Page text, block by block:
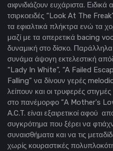
αιφνιδιάζουν ευχάριστα. Ειδικά
τσιρκοειδές “Look At The
τα εφιαλτικά πλήκτρα ενώ τα
μαζί με τα οπερετικά bacing
δυναμική στο δίσκο. Παράλληλα
συνάμα άψογη εκτελεστική
“Lady In White”, “A Failed
Falling” να δίνουν γερές
λείπουν και οι τρυφερές
στο πανέμορφο “A Mother's
A.C.T. είναι εξαιρετικοί αφού
συγκρότημα που ξέρει να
συναισθήματα και να τις
χωρίς κουραστικές